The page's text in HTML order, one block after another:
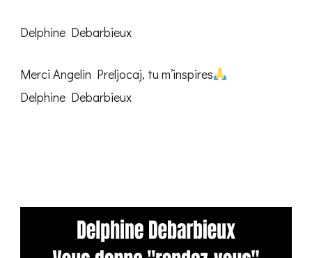
Delphine Debarbieux
Merci Angelin Preljocaj, tu m’inspires
Delphine Debarbieux